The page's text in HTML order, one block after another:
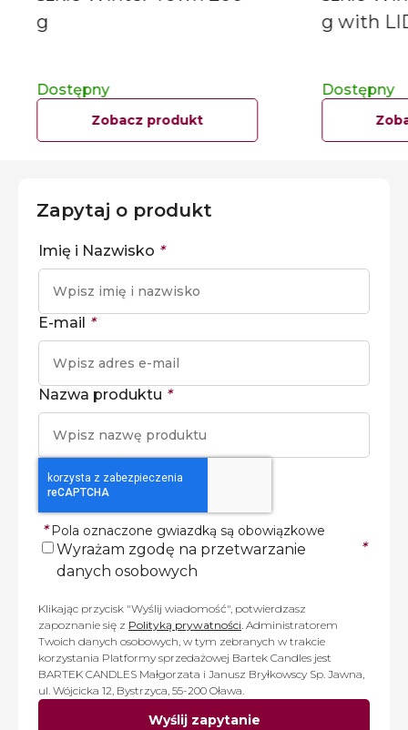
g
Dostępny
Zobacz produkt
g with
Dostępny
Zapytaj o produkt
Imię i Nazwisko *
E-mail *
Nazwa produktu *
* Pola oznaczone gwiazdką są obowiązkowe
Wyrażam zgodę na przetwarzanie
danych osobowych
*
Klikając przycisk "Wyślij wiadomość", potwierdzasz
zapoznanie się z Polityką prywatności. Administratorem
Twoich danych osobowych, w tym zebranych w trakcie
korzystania Platformy sprzedażowej Bartek Candles jest
BARTEK CANDLES Małgorzata i Janusz Bryłkowscy Sp. Jawna,
ul. Wójcicka 12, Bystrzyca, 55-200 Oława.
Wyślij zapytanie